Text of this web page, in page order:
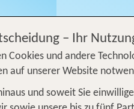
Flug Ferienhaus
– Ihr
Cookies und andere
auf unserer Website
und soweit Sie